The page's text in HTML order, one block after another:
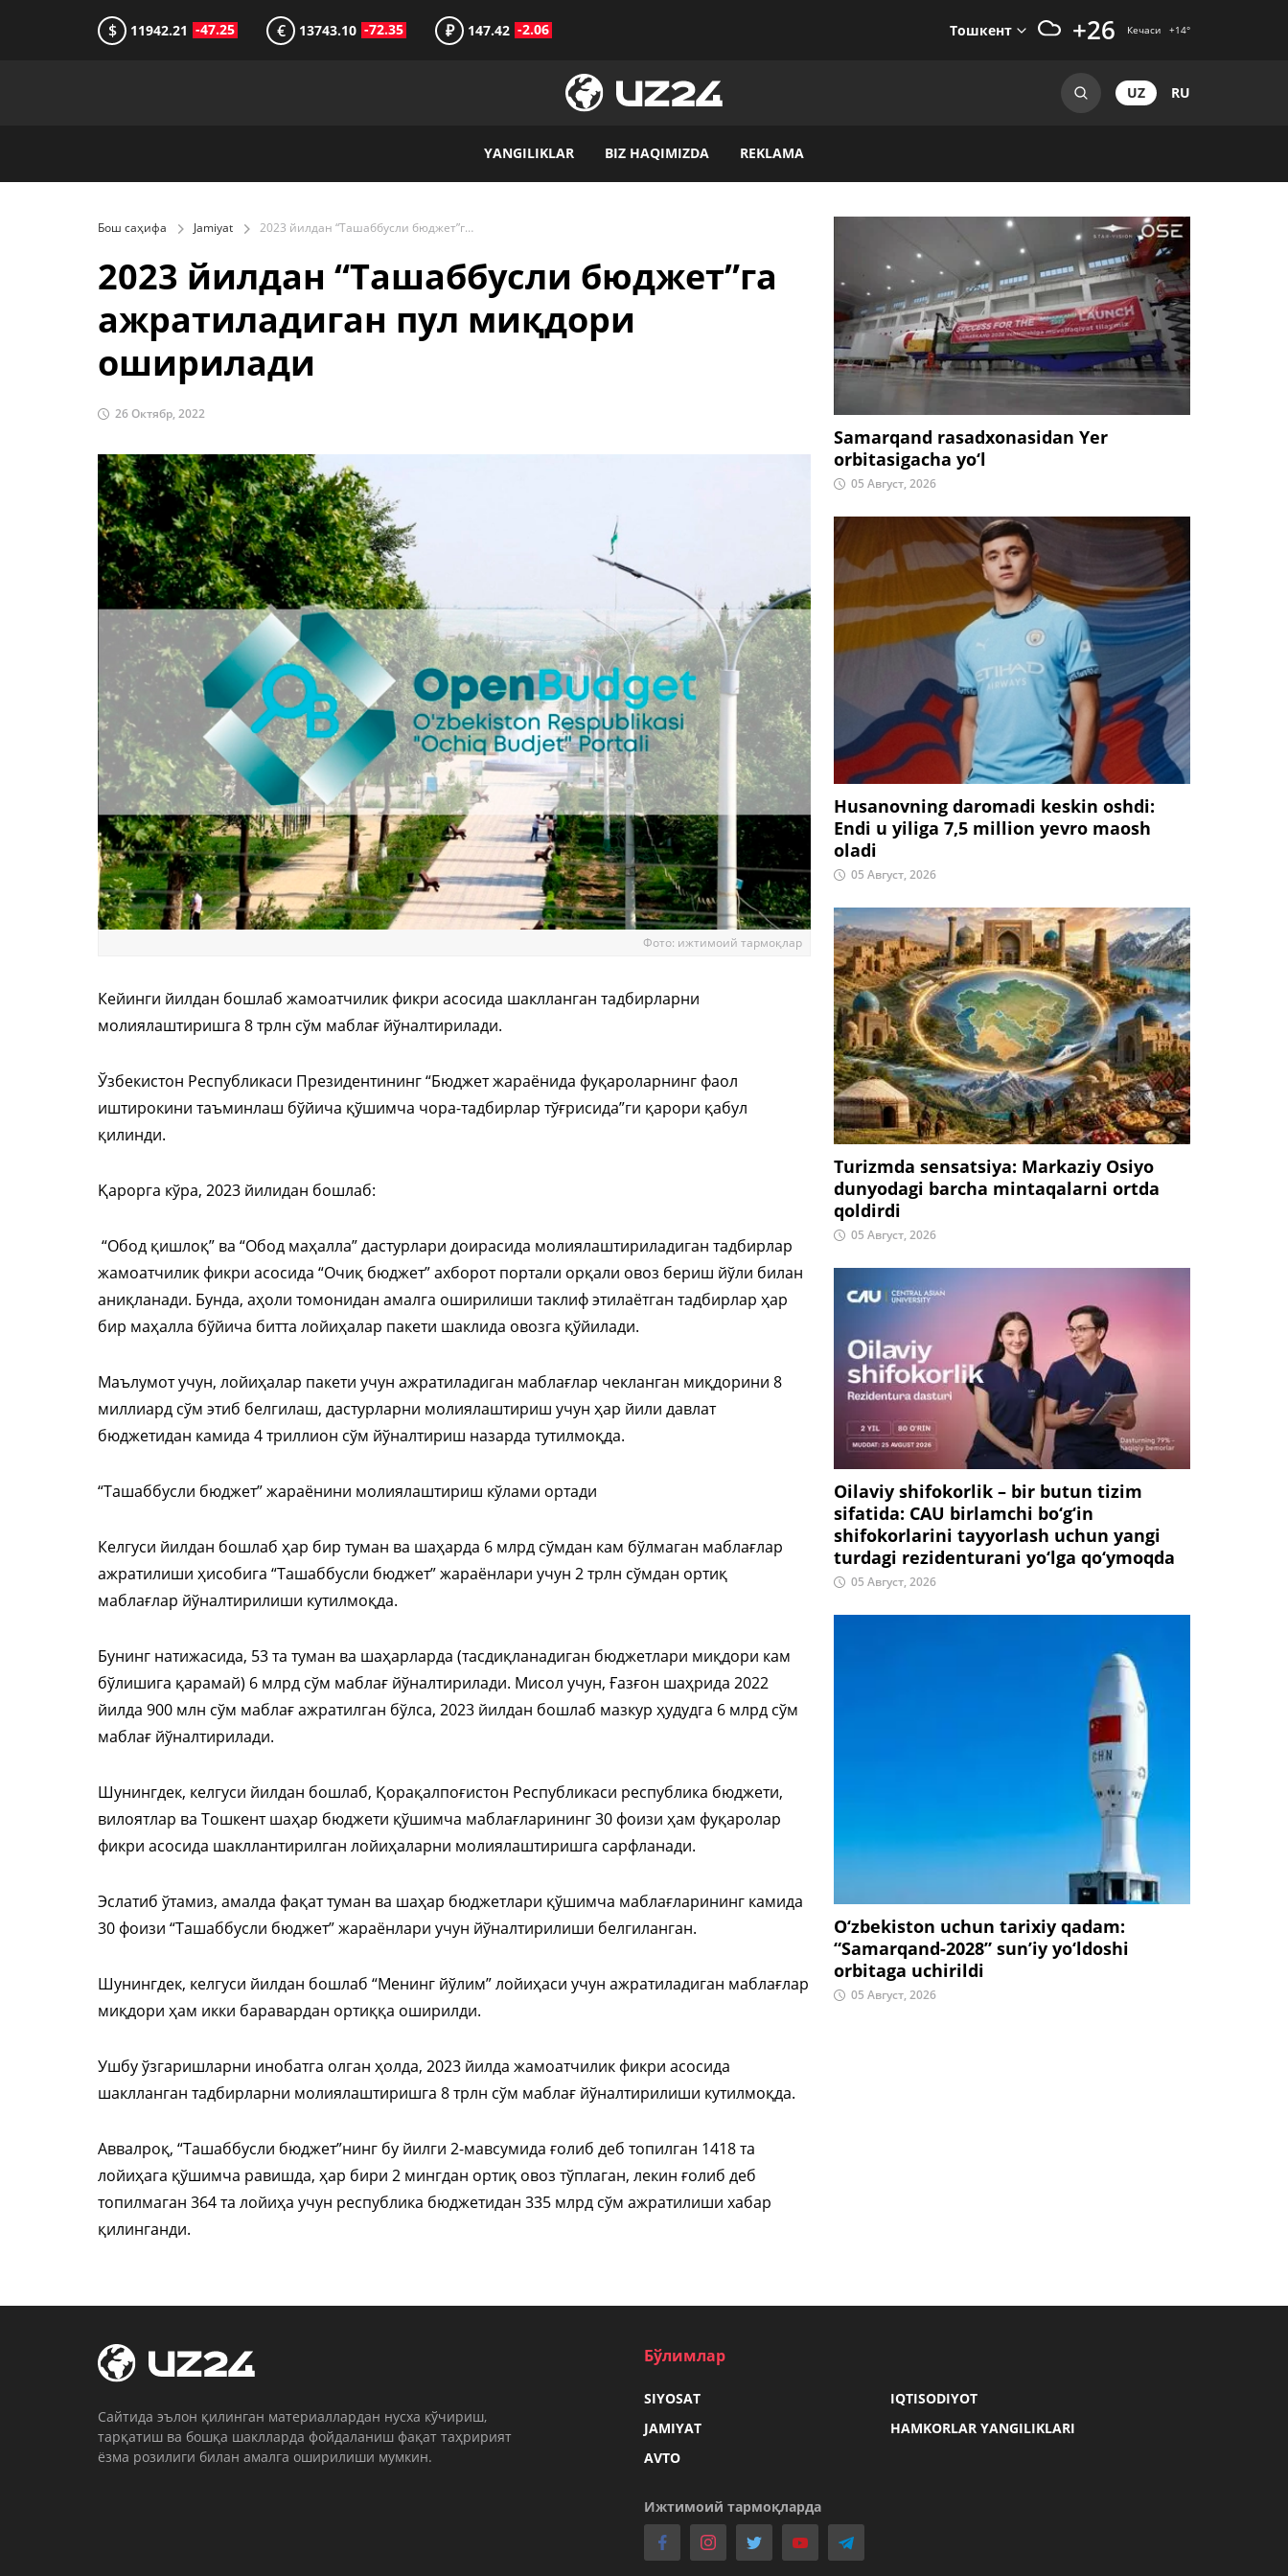
$ 11942.21 -47.25 € 13743.10 -72.35 ₽ 147.42 -2.06 Тошкент +26 Кечаси +14°
UZ RU
YANGILIKLAR BIZ HAQIMIZDA REKLAMA
Бош саҳифа Jamiyat 2023 йилдан “Ташаббусли бюджет”га ажратиладиган пул миқдори оширилади
2023 йилдан “Ташаббусли бюджет”га
ажратиладиган пул миқдори
оширилади
26 Октябр, 2022
Фото: ижтимоий тармоқлар
Кейинги йилдан бошлаб жамоатчилик фикри асосида шаклланган тадбирларни
молиялаштиришга 8 трлн сўм маблағ йўналтирилади.
Ўзбекистон Республикаси Президентининг “Бюджет жараёнида фуқароларнинг фаол
иштирокини таъминлаш бўйича қўшимча чора-тадбирлар тўғрисида”ги қарори қабул
қилинди.
Қарорга кўра, 2023 йилидан бошлаб:
“Обод қишлоқ” ва “Обод маҳалла” дастурлари доирасида молиялаштириладиган тадбирлар
жамоатчилик фикри асосида “Очиқ бюджет” ахборот портали орқали овоз бериш йўли билан
аниқланади. Бунда, аҳоли томонидан амалга оширилиши таклиф этилаётган тадбирлар ҳар
бир маҳалла бўйича битта лойиҳалар пакети шаклида овозга қўйилади.
Маълумот учун, лойиҳалар пакети учун ажратиладиган маблағлар чекланган миқдорини 8
миллиард сўм этиб белгилаш, дастурларни молиялаштириш учун ҳар йили давлат
бюджетидан камида 4 триллион сўм йўналтириш назарда тутилмоқда.
“Ташаббусли бюджет” жараёнини молиялаштириш кўлами ортади
Келгуси йилдан бошлаб ҳар бир туман ва шаҳарда 6 млрд сўмдан кам бўлмаган маблағлар
ажратилиши ҳисобига “Ташаббусли бюджет” жараёнлари учун 2 трлн сўмдан ортиқ
маблағлар йўналтирилиши кутилмоқда.
Бунинг натижасида, 53 та туман ва шаҳарларда (тасдиқланадиган бюджетлари миқдори кам
бўлишига қарамай) 6 млрд сўм маблағ йўналтирилади. Мисол учун, Ғазғон шаҳрида 2022
йилда 900 млн сўм маблағ ажратилган бўлса, 2023 йилдан бошлаб мазкур ҳудудга 6 млрд сўм
маблағ йўналтирилади.
Шунингдек, келгуси йилдан бошлаб, Қорақалпоғистон Республикаси республика бюджети,
вилоятлар ва Тошкент шаҳар бюджети қўшимча маблағларининг 30 фоизи ҳам фуқаролар
фикри асосида шакллантирилган лойиҳаларни молиялаштиришга сарфланади.
Эслатиб ўтамиз, амалда фақат туман ва шаҳар бюджетлари қўшимча маблағларининг камида
30 фоизи “Ташаббусли бюджет” жараёнлари учун йўналтирилиши белгиланган.
Шунингдек, келгуси йилдан бошлаб “Менинг йўлим” лойиҳаси учун ажратиладиган маблағлар
миқдори ҳам икки баравардан ортиққа оширилди.
Ушбу ўзгаришларни инобатга олган ҳолда, 2023 йилда жамоатчилик фикри асосида
шаклланган тадбирларни молиялаштиришга 8 трлн сўм маблағ йўналтирилиши кутилмоқда.
Аввалроқ, “Ташаббусли бюджет”нинг бу йилги 2-мавсумида ғолиб деб топилган 1418 та
лойиҳага қўшимча равишда, ҳар бири 2 мингдан ортиқ овоз тўплаган, лекин ғолиб деб
топилмаган 364 та лойиҳа учун республика бюджетидан 335 млрд сўм ажратилиши хабар
қилинганди.
Samarqand rasadxonasidan Yer
orbitasigacha yo‘l
05 Август, 2026
Husanovning daromadi keskin oshdi:
Endi u yiliga 7,5 million yevro maosh
oladi
05 Август, 2026
Turizmda sensatsiya: Markaziy Osiyo
dunyodagi barcha mintaqalarni ortda
qoldirdi
05 Август, 2026
Oilaviy shifokorlik – bir butun tizim
sifatida: CAU birlamchi bo‘g‘in
shifokorlarini tayyorlash uchun yangi
turdagi rezidenturani yo‘lga qo‘ymoqda
05 Август, 2026
O‘zbekiston uchun tarixiy qadam:
“Samarqand-2028” sun’iy yo‘ldoshi
orbitaga uchirildi
05 Август, 2026
Cайтида эълон қилинган материаллардан нусха кўчириш,
тарқатиш ва бошқа шаклларда фойдаланиш фақат таҳририят
ёзма розилиги билан амалга оширилиши мумкин.
Бўлимлар
SIYOSAT
IQTISODIYOT
JAMIYAT
HAMKORLAR YANGILIKLARI
AVTO
Ижтимоий тармоқларда